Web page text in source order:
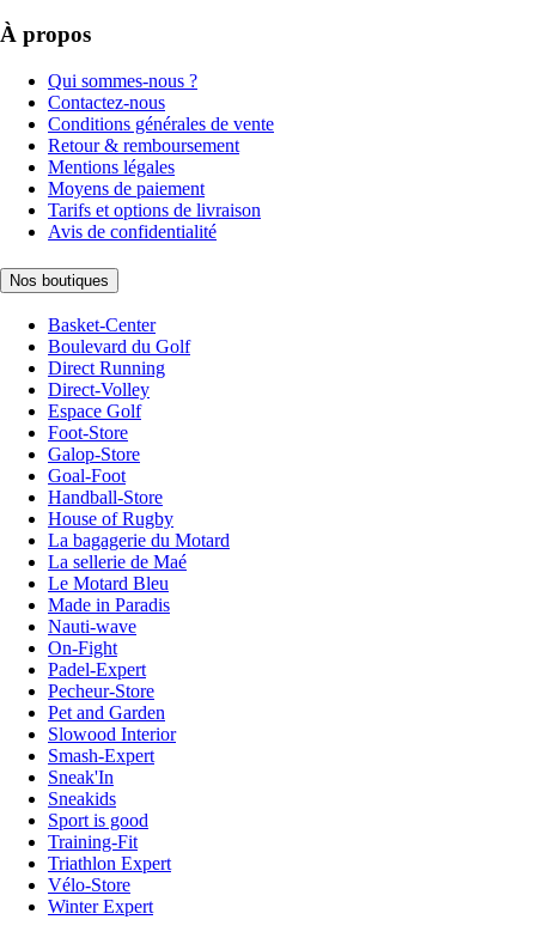
À propos
Qui sommes-nous ?
Contactez-nous
Conditions générales de vente
Retour & remboursement
Mentions légales
Moyens de paiement
Tarifs et options de livraison
Avis de confidentialité
Nos boutiques
Basket-Center
Boulevard du Golf
Direct Running
Direct-Volley
Espace Golf
Foot-Store
Galop-Store
Goal-Foot
Handball-Store
House of Rugby
La bagagerie du Motard
La sellerie de Maé
Le Motard Bleu
Made in Paradis
Nauti-wave
On-Fight
Padel-Expert
Pecheur-Store
Pet and Garden
Slowood Interior
Smash-Expert
Sneak'In
Sneakids
Sport is good
Training-Fit
Triathlon Expert
Vélo-Store
Winter Expert